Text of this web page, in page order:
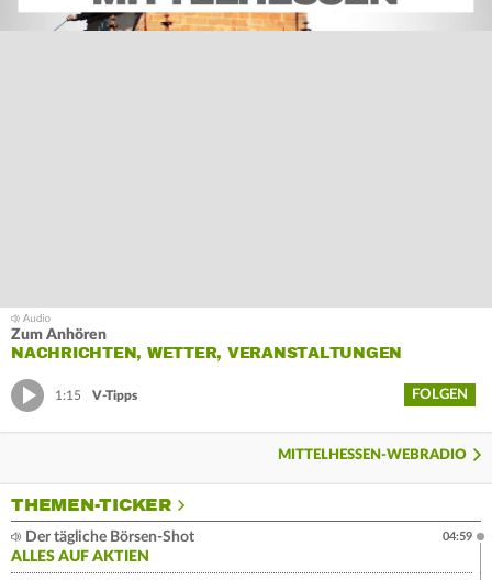
Zum Anhören
NACHRICHTEN, WETTER, VERANSTALTUNGEN
1:15 V-Tipps FOLGEN
MITTELHESSEN-WEBRADIO
THEMEN-TICKER
Der tägliche Börsen-Shot
ALLES AUF AKTIEN
04:59